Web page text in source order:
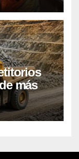
más
explorar